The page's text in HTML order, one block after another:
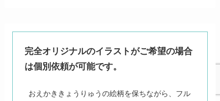
完全オリジナルのイラストがご希望の場合
は個別依頼が可能です。
おえかききょうりゅうの絵柄を保ちながら、フル